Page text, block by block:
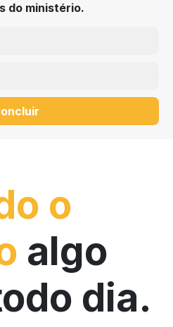
do ministério.
o
algo
dia.